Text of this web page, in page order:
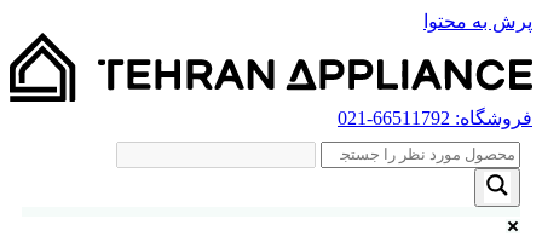
پرش به محتوا
فروشگاه: 66511792
-021